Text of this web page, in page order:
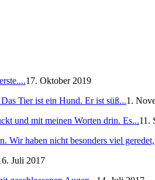
17. Oktober 2019
Tier ist ein Hund. Er ist süß...1.
und mit meinen Worten drin. Es...11.
Wir haben nicht besonders viel
Juli 2017